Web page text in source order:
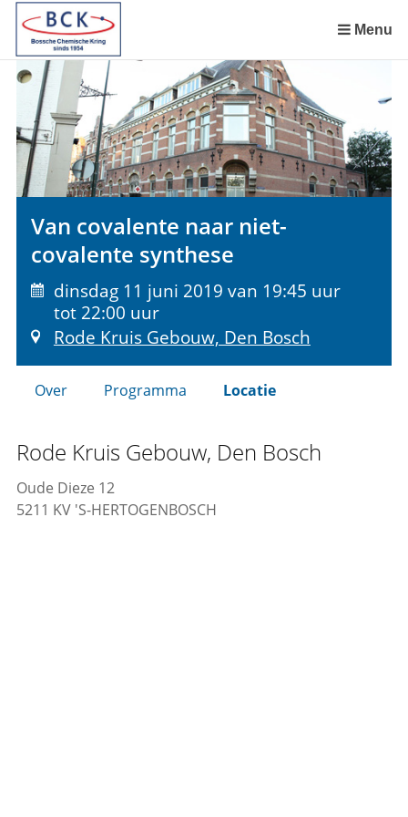
Sla
links
over
Spring
naar
de
inhoud
Spring
naar
menu
Menu
Van covalente naar niet-
covalente synthese
dinsdag 11 juni 2019 van 19:45 uur
tot 22:00 uur
Rode Kruis Gebouw, Den Bosch
Over Programma Locatie
Rode Kruis Gebouw, Den Bosch
Oude Dieze 12
5211 KV 'S-HERTOGENBOSCH